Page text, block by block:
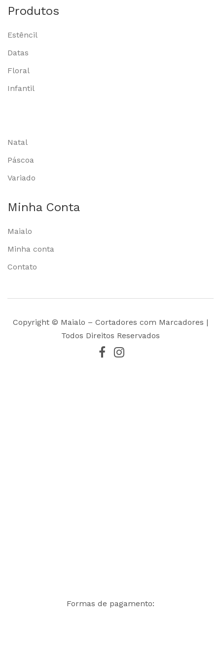
Produtos
Estêncil
Datas
Floral
Infantil
Natal
Páscoa
Variado
Minha Conta
Maialo
Minha conta
Contato
Copyright © Maialo – Cortadores com Marcadores |
Todos Direitos Reservados
Formas de pagamento: